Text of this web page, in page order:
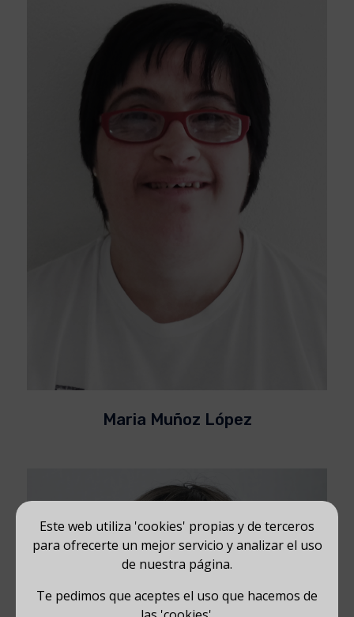
Maria Muñoz López
Este web utiliza 'cookies' propias y de terceros
para ofrecerte un mejor servicio y analizar el uso
de nuestra página.
Te pedimos que aceptes el uso que hacemos de